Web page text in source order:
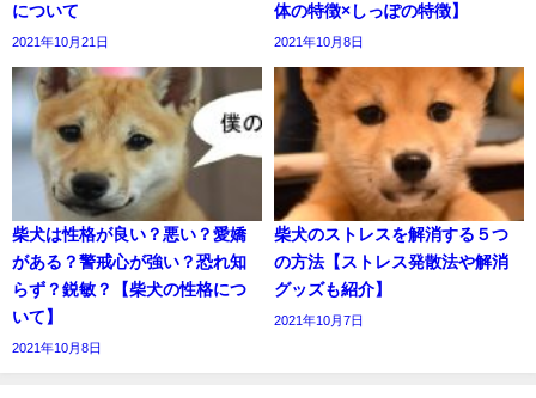
について
2021年10月21日
体の特徴×しっぽの特徴】
2021年10月8日
柴犬は性格が良い？悪い？愛嬌
がある？警戒心が強い？恐れ知
らず？鋭敏？【柴犬の性格につ
いて】
2021年10月8日
柴犬のストレスを解消する５つ
の方法【ストレス発散法や解消
グッズも紹介】
2021年10月7日